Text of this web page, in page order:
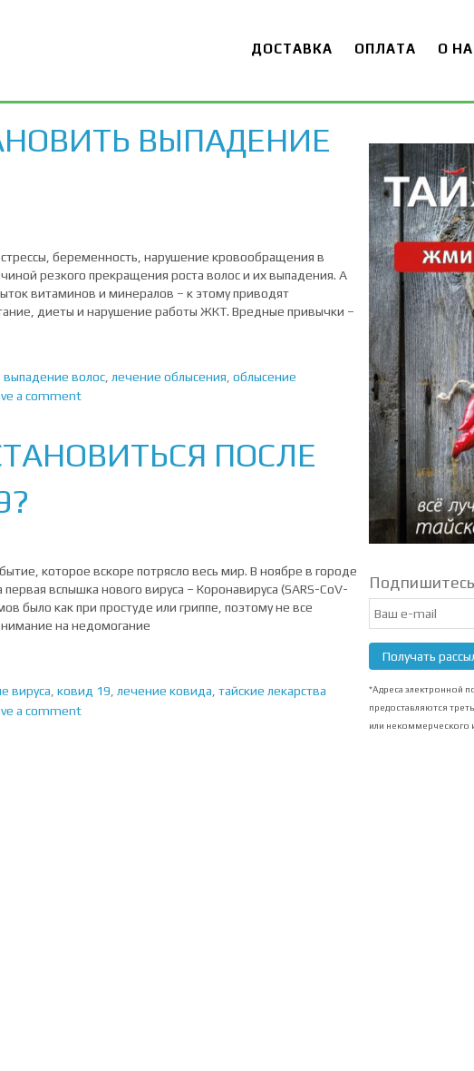
ДОСТАВКА ОПЛАТА О
ВЫПАДЕНИЕ
беременность, нарушение кровообращения в
резкого прекращения роста волос и их выпадения. А
витаминов и минералов – к этому приводят
диеты и нарушение работы ЖКТ. Вредные привычки –
выпадение волос, лечение облысения облысение
a comment
ПОСЛЕ
которое вскоре потрясло весь мир. В ноябре в городе
вспышка нового вируса – Коронавируса (SARS-CoV-
было как при простуде или гриппе, поэтому не все
на недомогание
вируса ковид 19 лечение ковида тайские лекарства
a comment
Получать
*Адреса электронной
предоставляются
или некоммерческого